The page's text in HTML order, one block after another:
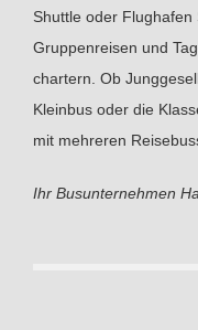
Shuttle oder
Gruppenreisen und
chartern. Ob
Kleinbus oder die
mit mehreren
Ihr Busunternehmen